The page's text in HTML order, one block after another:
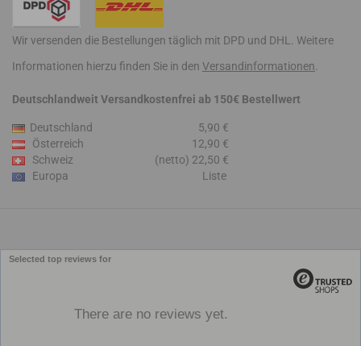
Wir versenden die Bestellungen täglich mit DPD und DHL. Weitere
Informationen hierzu finden Sie in den Versandinformationen
Deutschlandweit Versandkostenfrei ab 150€ Bestellwert
Deutschland
5,90 €
Österreich
12,90 €
Schweiz
(netto) 22,50 €
Europa
Liste
Selected top reviews for
There are no reviews yet.